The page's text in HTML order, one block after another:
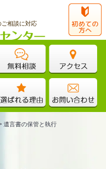
相談に対応
遺言書の保管と執行